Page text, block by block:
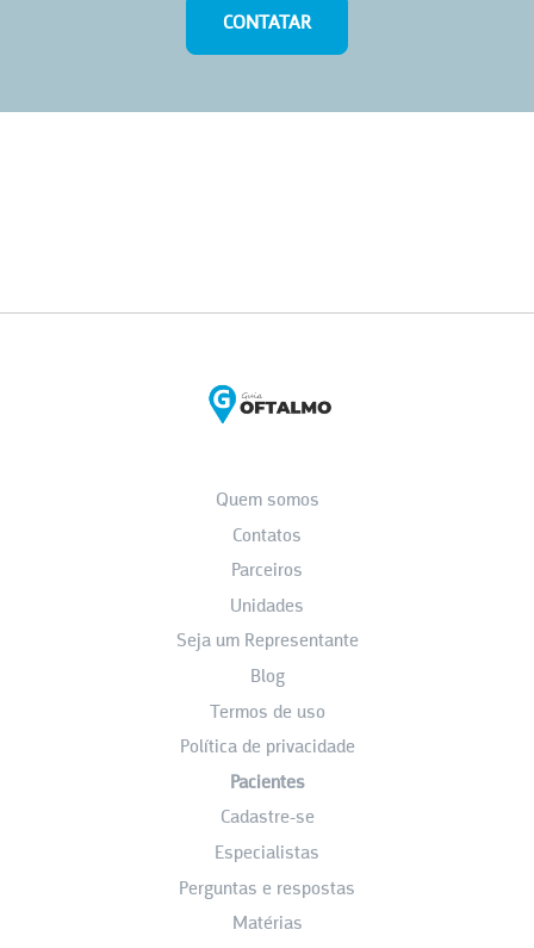
CONTATAR
Quem somos
Contatos
Parceiros
Unidades
Seja um Representante
Blog
Termos de uso
Política de privacidade
Pacientes
Cadastre-se
Especialistas
Perguntas e respostas
Matérias